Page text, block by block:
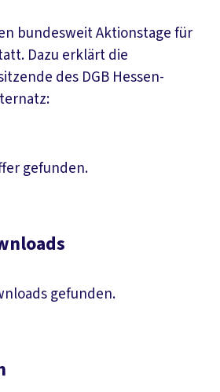
bundesweit Aktionstage für
Dazu erklärt die
des DGB Hessen-
gefunden.
gefunden.